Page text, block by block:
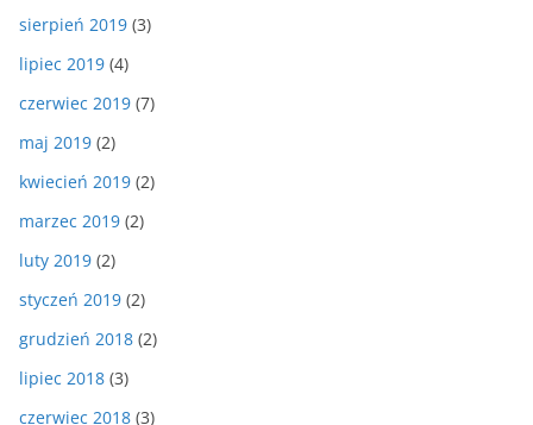
sierpień 2019 (3)
lipiec 2019 (4)
czerwiec 2019 (7)
maj 2019 (2)
kwiecień 2019 (2)
marzec 2019 (2)
luty 2019 (2)
styczeń 2019 (2)
grudzień 2018 (2)
lipiec 2018 (3)
czerwiec 2018 (3)